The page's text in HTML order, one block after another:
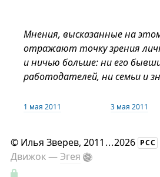
Мнения, высказанные на
отражают точку зрения
и ничью больше: ни его
работодателей, ни семьи и
1 мая 2011 3 мая 2011
© Илья Зверев, 2011 ...2026 РСС
Движок —Эгея